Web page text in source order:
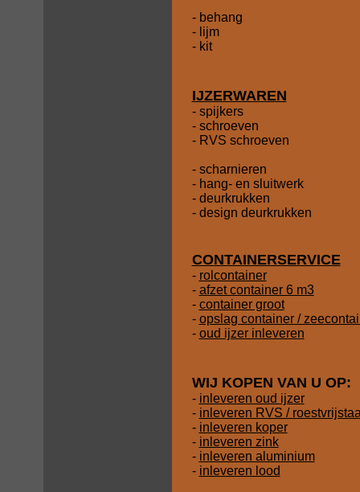
- behang
- lijm
- kit
IJZERWAREN
- spijkers
- schroeven
- RVS schroeven
- scharnieren
- hang- en sluitwerk
- deurkrukken
- design deurkrukken
CONTAINERSERVICE
- rolcontainer
- afzet container 6 m3
- container groot
- opslag container /
- oud ijzer inleveren
WIJ KOPEN VAN U OP:
- inleveren oud ijzer
- inleveren RVS /
- inleveren koper
- inleveren zink
- inleveren aluminium
- inleveren lood